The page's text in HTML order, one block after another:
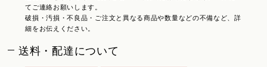
てご連絡お願いします。
破損・汚損・不良品・ご注文と異なる商品や数量などの不備など、詳
細をお伝えください。
送料・配達について